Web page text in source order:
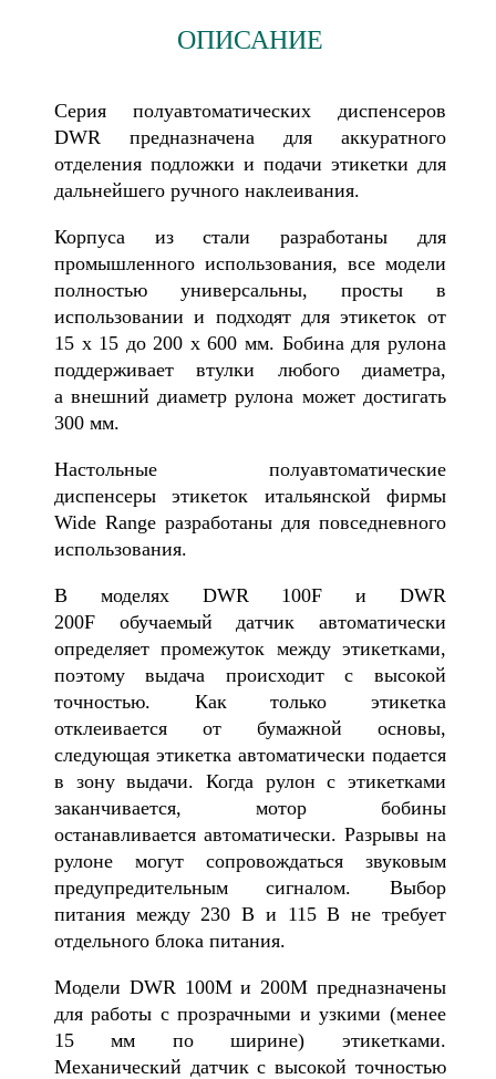
ОПИСАНИЕ
Серия полуавтоматических диспенсеров
DWR предназначена для аккуратного
отделения подложки и подачи этикетки для
дальнейшего ручного наклеивания.
Корпуса из стали разработаны для
промышленного использования, все модели
полностью универсальны, просты в
использовании и подходят для этикеток от
15 х 15 до 200 х 600 мм. Бобина для рулона
поддерживает втулки любого диаметра,
а внешний диаметр рулона может достигать
300 мм.
Настольные полуавтоматические
диспенсеры этикеток итальянской фирмы
Wide Range разработаны для повседневного
использования.
В моделях DWR 100F и DWR
200F обучаемый датчик автоматически
определяет промежуток между этикетками,
поэтому выдача происходит с высокой
точностью. Как только этикетка
отклеивается от бумажной основы,
следующая этикетка автоматически подается
в зону выдачи. Когда рулон с этикетками
заканчивается, мотор бобины
останавливается автоматически. Разрывы на
рулоне могут сопровождаться звуковым
предупредительным сигналом. Выбор
питания между 230 В и 115 В не требует
отдельного блока питания.
Модели DWR 100М и 200М предназначены
для работы с прозрачными и узкими (менее
15 мм по ширине) этикетками.
Механический датчик с высокой точностью